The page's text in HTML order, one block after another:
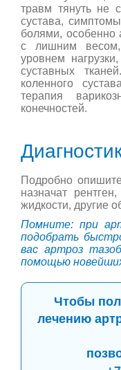
травм тянуть не
сустава,
болями, особенно
с лишним
уровнем
суставных
коленного
терапия
конечностей.
Подробно
назначат
жидкости, другие
Помните: при
подобрать
вас артроз
помощью
Чтобы
лечению